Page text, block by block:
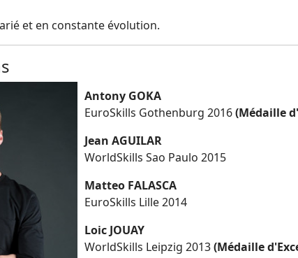
et en constante évolution.
Antony GOKA
EuroSkills Gothenburg 2016(Médaille
Jean AGUILAR
WorldSkills Sao Paulo 2015
Matteo FALASCA
EuroSkills Lille 2014
Loic JOUAY
WorldSkills Leipzig 2013(Médaille